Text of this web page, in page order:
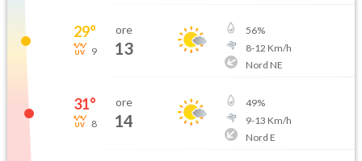
29°
9
ore
13
56%
8-12 Km/h
Nord NE
31°
8
ore
14
49%
9-13 Km/h
Nord E